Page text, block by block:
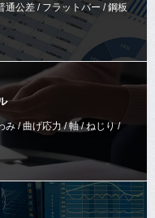
通公差 / フラットバー / 鋼板
み / 曲げ応力 / 軸 / ねじり /